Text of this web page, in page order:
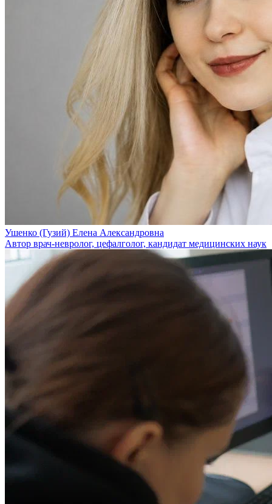
Ушенко (Гузий) Елена Александровна
Автор врач-невролог, цефалголог, кандидат медицинских наук